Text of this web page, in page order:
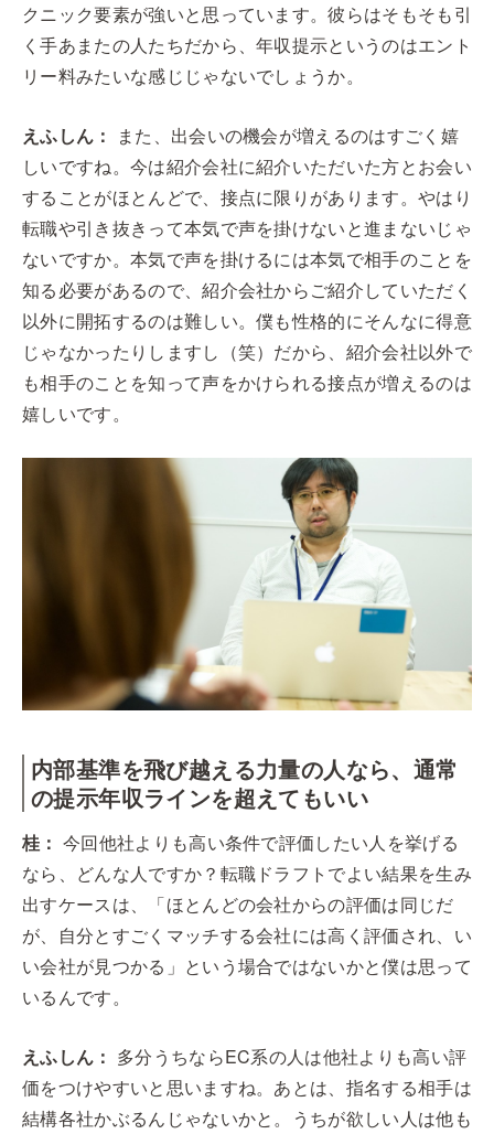
クニック要素が強いと思っています。彼らはそもそも引
く手あまたの人たちだから、年収提示というのはエント
リー料みたいな感じじゃないでしょうか。
えふしん：
また、出会いの機会が増えるのはすごく嬉
しいですね。今は紹介会社に紹介いただいた方とお会い
することがほとんどで、接点に限りがあります。やはり
転職や引き抜きって本気で声を掛けないと進まないじゃ
ないですか。本気で声を掛けるには本気で相手のことを
知る必要があるので、紹介会社からご紹介していただく
以外に開拓するのは難しい。僕も性格的にそんなに得意
じゃなかったりしますし（笑）だから、紹介会社以外で
も相手のことを知って声をかけられる接点が増えるのは
嬉しいです。
内部基準を飛び越える力量の人なら、通常
の提示年収ラインを超えてもいい
桂： 今回他社よりも高い条件で評価したい人を挙げる
なら、どんな人ですか？転職ドラフトでよい結果を生み
出すケースは、「ほとんどの会社からの評価は同じだ
が、自分とすごくマッチする会社には高く評価され、い
い会社が見つかる」という場合ではないかと僕は思って
いるんです。
えふしん： 多分うちならEC系の人は他社よりも高い評
価をつけやすいと思いますね。あとは、指名する相手は
結構各社かぶるんじゃないかと。うちが欲しい人は他も